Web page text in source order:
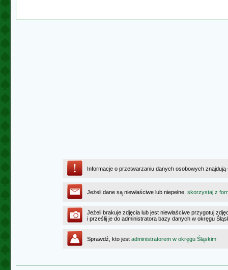
Informacje o przetwarzaniu danych osobowych
Jeżeli dane są niewłaściwe lub niepełne, skorzystaj z
Jeżeli brakuje zdjęcia lub jest niewłaściwe przygotuj
i prześlij je do administratora bazy danych w okręgu
Sprawdź, kto jest administratorem w okręgu Śląskim